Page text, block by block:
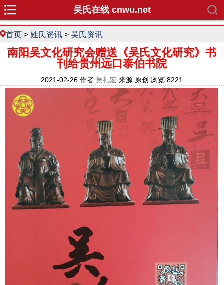
吴氏在线 cnwu.net
首页 > 姓氏资讯 > 吴氏资讯
南阳吴文化研究会赠送《吴氏文化研究》书
刊给贵州远口泰伯书院
2021-02-26 作者:吴礼宏 来源:原创 浏览:8221